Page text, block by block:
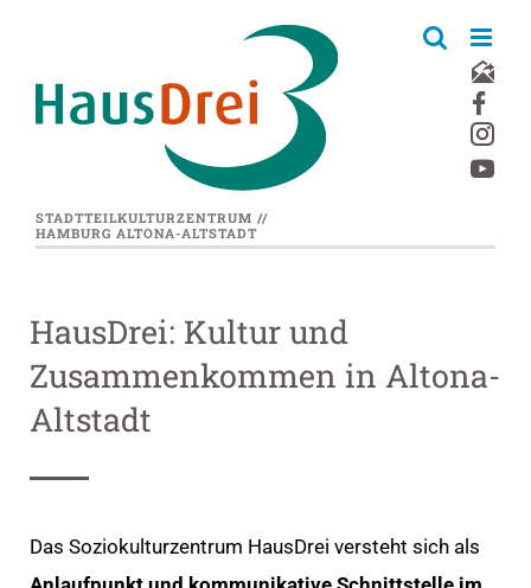
STADTTEILKULTURZENTRUM //
HAMBURG ALTONA-ALTSTADT
HausDrei: Kultur und
Zusammenkommen in Altona-
Altstadt
Das Soziokulturzentrum HausDrei versteht sich als